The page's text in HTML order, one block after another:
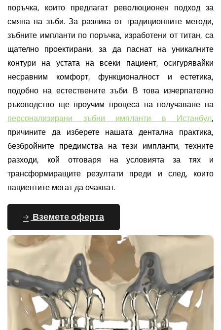
поръчка, които предлагат революционен подход за
смяна на зъби. За разлика от традиционните методи,
зъбните импланти по поръчка, изработени от титан, са
щателно проектирани, за да паснат на уникалните
контури на устата на всеки пациент, осигурявайки
несравним комфорт, функционалност и естетика,
подобно на естествените зъби. В това изчерпателно
ръководство ще проучим процеса на получаване на
персонализирани зъбни импланти в Истанбул,
причините да изберете нашата дентална практика,
безбройните предимства на тези импланти, техните
разходи, кой отговаря на условията за тях и
трансформиращите резултати преди и след, които
пациентите могат да очакват.
Вземете оферта